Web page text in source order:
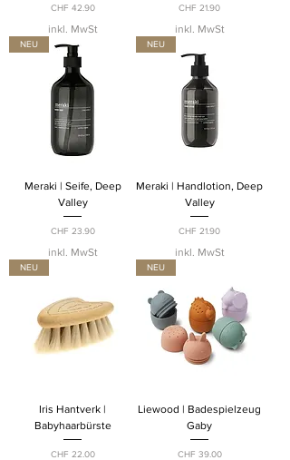
Preis
CHF 42.90
inkl. MwSt
Preis
CHF 21.90
inkl. MwSt
NEU
Meraki | Seife, Deep
Valley
Preis
CHF 23.90
inkl. MwSt
NEU
Meraki | Handlotion, Deep
Valley
Preis
CHF 21.90
inkl. MwSt
NEU
Iris Hantverk |
Babyhaarbürste
Preis
CHF 22.00
NEU
Liewood | Badespielzeug
Gaby
Preis
CHF 39.00